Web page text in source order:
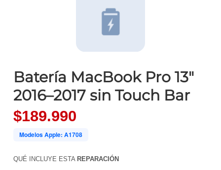
Batería MacBook Pro 13"
2016–2017 sin Touch Bar
$189.990
Modelos Apple: A1708
QUÉ INCLUYE ESTA REPARACIÓN